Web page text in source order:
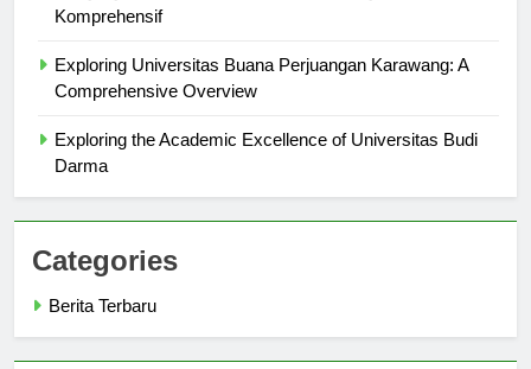
Menjelajahi Universitas Fort de Kock: Tinjauan
Exploring Universitas Buana Perjuangan Karawang: A
Exploring the Academic Excellence of Universitas Budi
Categories